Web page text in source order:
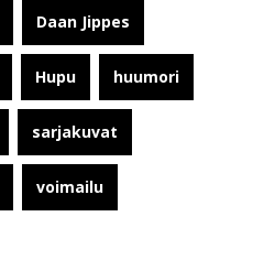
Daan Jippes
Hupu huumori
sarjakuvat
voimailu